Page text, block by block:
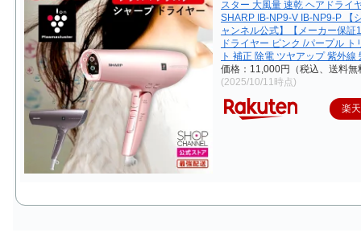
スター 大風量 速乾 ヘアドライ
SHARP IB-NP9-V IB-NP9-P 【
ャンネル公式】【メーカー保証
ドライヤー ピンク /パープル ト
ト 補正 除電 ツヤアップ 紫外線
価格：11,000円（税込、送料無
(2025/10/11時点)
楽